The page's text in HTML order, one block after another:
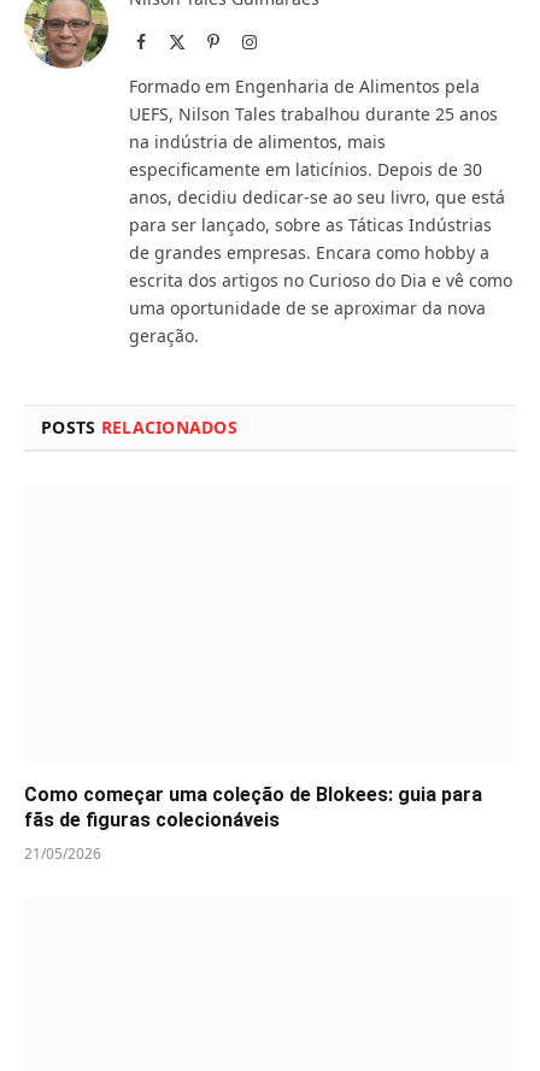
Facebook PinterestInstagram
Formado em Engenharia de Alimentos pela
UEFS, Nilson Tales trabalhou durante 25 anos
na indústria de alimentos, mais
especificamente em laticínios. Depois de 30
anos, decidiu dedicar-se ao seu livro, que está
para ser lançado, sobre as Táticas Indústrias
de grandes empresas. Encara como hobby a
escrita dos artigos no Curioso do Dia e vê como
uma oportunidade de se aproximar da nova
geração.
POSTS RELACIONADOS
Como começar uma coleção de Blokees: guia para
fãs de figuras colecionáveis
21/05/2026